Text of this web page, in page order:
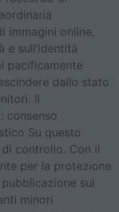
immagini online,
e sull’identità
pacificamente
dallo stato
Il
consenso
Su questo
di controllo. Con il
per la protezione
sui
minori